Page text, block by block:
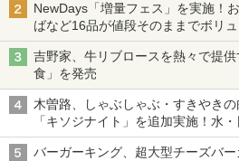
NewDays「増量フェス」を実施！
ばなど16品が値段そのままでボリ
吉野家、牛リブロースを熱々で提
食」を発売
木曽路、しゃぶしゃぶ・すきやき
「キソジナイト」を追加実施！水
バーガーキング、超大型チーズバ